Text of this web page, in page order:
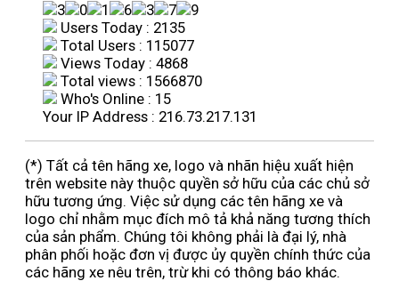
Users Today : 2135
Total Users : 115077
Views Today : 4868
Total views : 1566870
Who's Online : 15
Your IP Address : 216.73.217.131
(*) Tất cả tên hãng xe, logo và nhãn hiệu xuất hiện
trên website này thuộc quyền sở hữu của các chủ sở
hữu tương ứng. Việc sử dụng các tên hãng xe và
logo chỉ nhằm mục đích mô tả khả năng tương thích
của sản phẩm. Chúng tôi không phải là đại lý, nhà
phân phối hoặc đơn vị được ủy quyền chính thức của
các hãng xe nêu trên, trừ khi có thông báo khác.